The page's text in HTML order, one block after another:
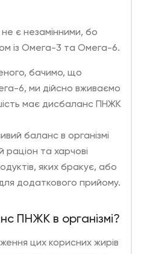
є незамінними, бо
із Омега-3 та Омега-6.
бачимо, що
6, ми дійсно вживаємо
має дисбаланс ПНЖК
баланс в організмі
раціон та харчові
яких бракує, або
додаткового прийому.
ПНЖК в організмі?
цих корисних жирів